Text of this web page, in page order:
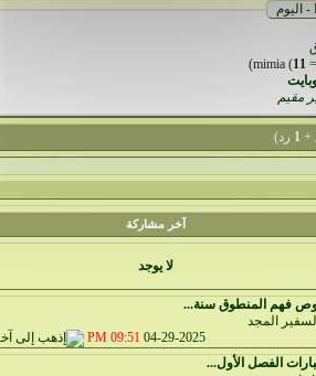
mimia (11 =
)
مقيم
+
1 رد)
آخر مشاركة
لا يوجد
فهم المنطوق سنة...
السفير المجد
04-29-2025
09:51 PM
الفصل الأول...